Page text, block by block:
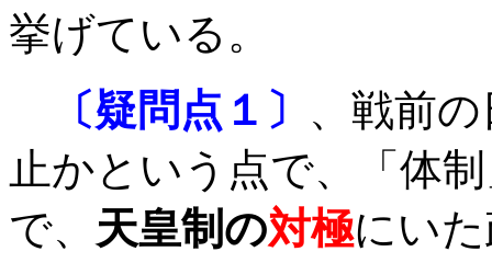
挙げている。
〔疑問点１〕 、戦前
止かという点で、「体
で、 天皇制の対極にい